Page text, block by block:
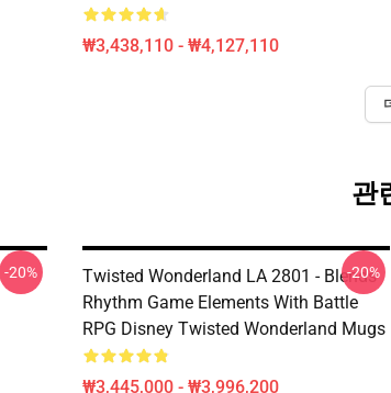
₩3,438,110 - ₩4,127,110
관
-20%
Twisted Wonderland LA 2801 - Blends
Rhythm Game Elements With Battle
RPG Disney Twisted Wonderland Mugs
₩3,445,000 - ₩3,996,200
-20%